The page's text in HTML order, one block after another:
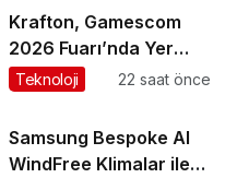
Krafton, Gamescom
2026 Fuarı’nda Yer
Alacak Oyunlarına Dair
Teknoloji 22 saat önce
Samsung Bespoke AI
WindFree Klimalar ile